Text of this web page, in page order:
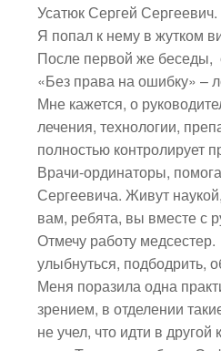
Усатюк Сергей
Я попал к нему в жутком
После первой же беседы,
«Без права на ошибку» –
Мне кажется, о
лечения, технологии,
полностью контролирует
Врачи-ординаторы,
Сергеевича. Живут
вам, ребята, вы вместе с
Отмечу работу
улыбнуться, подбодрить,
Меня поразила одна
зрением, в отделении
не учел, что идти в